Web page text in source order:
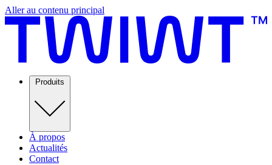
Aller au contenu principal
Produits
À propos
Actualités
Contact